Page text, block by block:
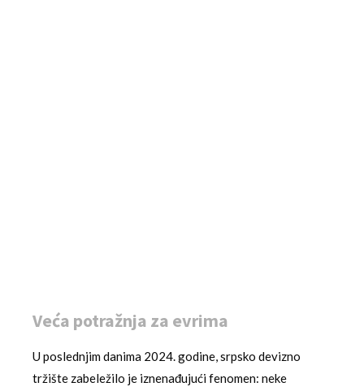
Veća potražnja za evrima
U poslednjim danima 2024. godine, srpsko devizno
tržište zabeležilo je iznenađujući fenomen: neke